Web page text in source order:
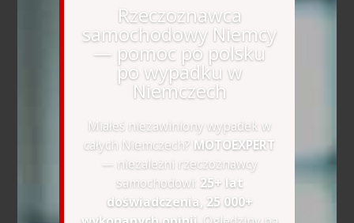
Rzeczoznawca
samochodowy Niemcy
— pomoc po polsku
po wypadku w
Niemczech
Miałeś niezawiniony wypadek w
całych Niemczech? MOTOEXPERT
— niezależni rzeczoznawcy
samochodowi: 25+ lat
doświadczenia, 25 000+